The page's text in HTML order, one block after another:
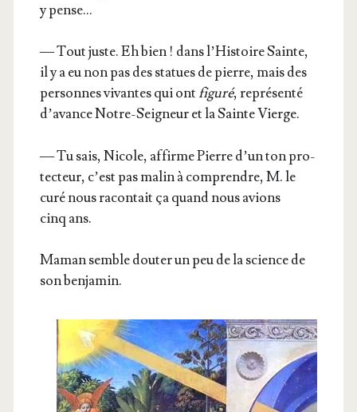
y pense…
— Tout juste. Eh bien ! dans l’His­toire Sainte,
il y a eu non pas des sta­tues de pierre, mais des
per­sonnes vivantes qui ont figu­ré, repré­sen­té
d’a­vance Notre-Sei­gneur et la Sainte Vierge.
— Tu sais, Nicole, affirme Pierre d’un ton pro­
tec­teur, c’est pas malin à com­prendre, M. le
curé nous racon­tait ça quand nous avions
cinq ans.
Maman semble dou­ter un peu de la science de
son benjamin.